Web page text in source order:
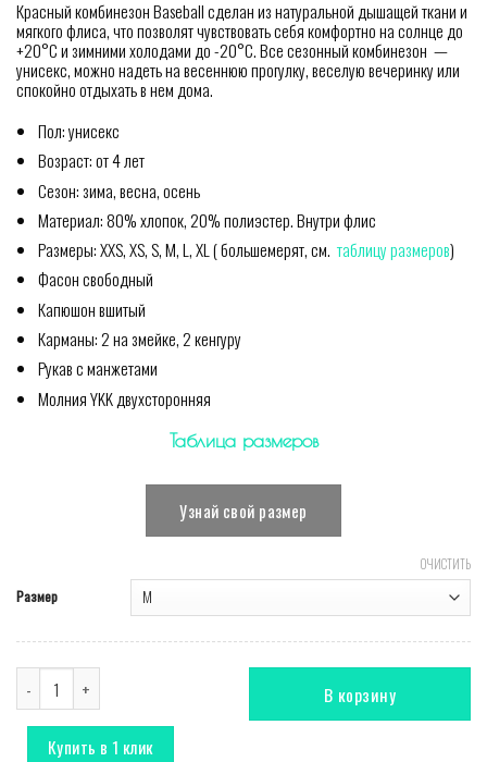
Красный комбинезон Baseball сделан из натуральной дышащей ткани и
мягкого флиса, что позволят чувствовать себя комфортно на солнце до
+20°С и зимними холодами до -20°С. Все сезонный комбинезон —
унисекс, можно надеть на весеннюю прогулку, веселую вечеринку или
спокойно отдыхать в нем дома.
Пол: унисекс
Возраст: от 4 лет
Сезон: зима, весна, осень
Материал: 80% хлопок, 20% полиэстер. Внутри флис
Размеры: XXS, XS, S, M, L, XL ( большемерят, см. таблицу размеров)
Фасон свободный
Капюшон вшитый
Карманы: 2 на змейке, 2 кенгуру
Рукав с манжетами
Молния YKK двухсторонняя
Таблица размеров
Узнай свой размер
Размер
ОЧИСТИТЬ
Количество Комбинезон Baseball красный
В корзину
Купить в 1 клик